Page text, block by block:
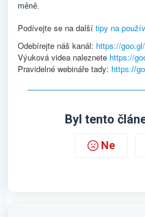
měně.
Podívejte se na další tipy na
Odebírejte náš kanál: https://
Výuková videa naleznete https://
Pravidelné webináře tady: https://
Byl tento
Ne